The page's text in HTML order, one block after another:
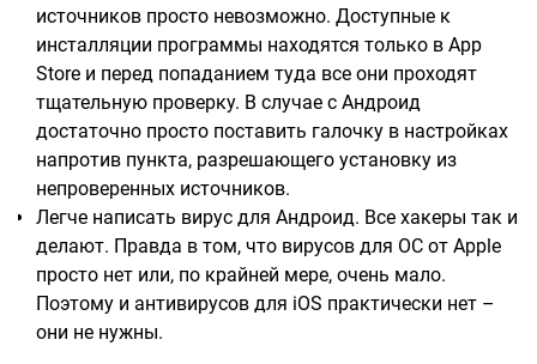
источников просто невозможно. Доступные к
инсталляции программы находятся только в App
Store и перед попаданием туда все они проходят
тщательную проверку. В случае с Андроид
достаточно просто поставить галочку в настройках
напротив пункта, разрешающего установку из
непроверенных источников.
Легче написать вирус для Андроид. Все хакеры так и
делают. Правда в том, что вирусов для ОС от Apple
просто нет или, по крайней мере, очень мало.
Поэтому и антивирусов для iOS практически нет –
они не нужны.